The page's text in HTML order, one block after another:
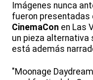
Imágenes nunca
fueron presentadas
CinemaCon en Las
un pieza alternativa
está además
"Moonage